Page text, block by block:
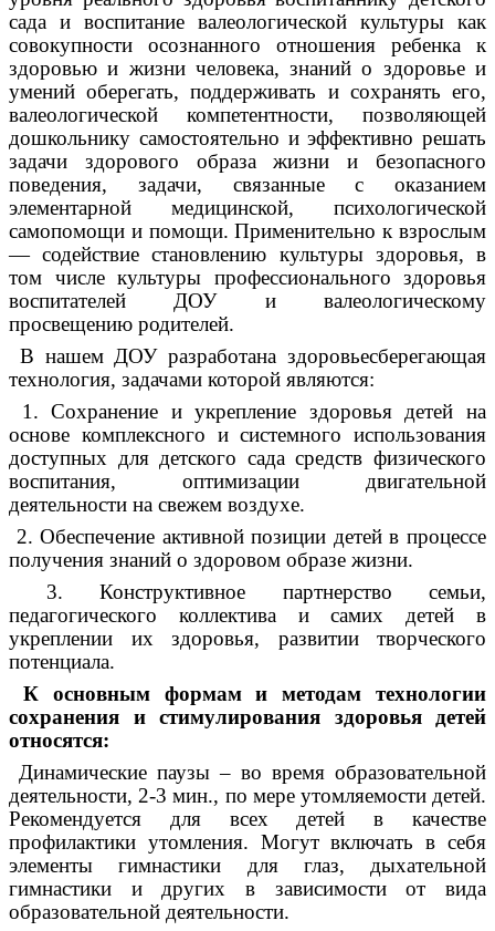
сада и воспитание валеологической культуры как
совокупности осознанного отношения ребенка к
здоровью и жизни человека, знаний о здоровье и
умений оберегать, поддерживать и сохранять его,
валеологической компетентности, позволяющей
дошкольнику самостоятельно и эффективно решать
задачи здорового образа жизни и безопасного
поведения, задачи, связанные с оказанием
элементарной медицинской, психологической
самопомощи и помощи. Применительно к взрослым
— содействие становлению культуры здоровья, в
том числе культуры профессионального здоровья
воспитателей ДОУ и валеологическому
просвещению родителей.
В нашем ДОУ разработана здоровьесберегающая
технология, задачами которой являются:
1. Сохранение и укрепление здоровья детей на
основе комплексного и системного использования
доступных для детского сада средств физического
воспитания, оптимизации двигательной
деятельности на свежем воздухе.
2. Обеспечение активной позиции детей в процессе
получения знаний о здоровом образе жизни.
3. Конструктивное партнерство семьи,
педагогического коллектива и самих детей в
укреплении их здоровья, развитии творческого
потенциала.
К основным формам и методам технологии
сохранения и стимулирования здоровья детей
относятся:
Динамические паузы – во время образовательной
деятельности, 2-3 мин., по мере утомляемости детей.
Рекомендуется для всех детей в качестве
профилактики утомления. Могут включать в себя
элементы гимнастики для глаз, дыхательной
гимнастики и других в зависимости от вида
образовательной деятельности.